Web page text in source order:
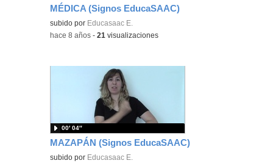
MÉDICA (Signos EducaSAAC)
subido por Educasaac E.
-hace 8 años -21 visualizaciones
MAZAPÁN (Signos EducaSAAC)
subido por Educasaac E.
00′ 04″